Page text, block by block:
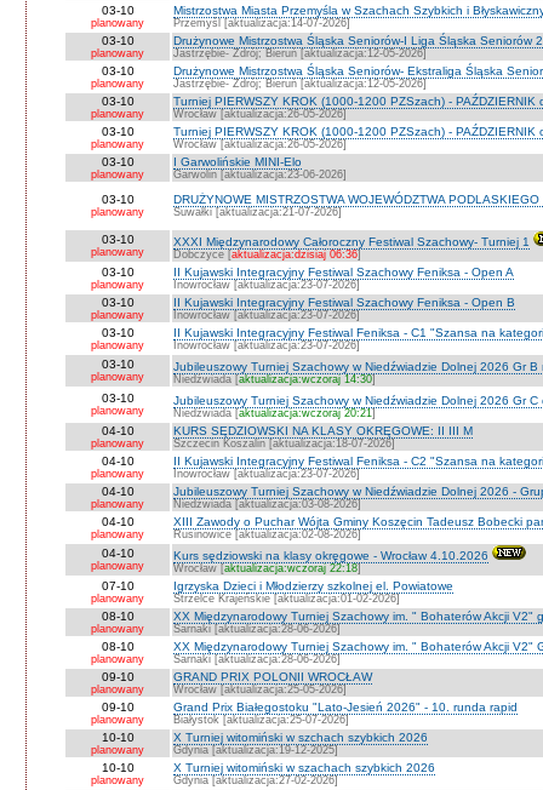
03-10
planowany
Mistrzostwa Miasta Przemyśla w Szachach Szybkich i
Przemyśl [aktualizacja:14-07-2026]
03-10
planowany
Drużynowe Mistrzostwa Śląska Seniorów-I Liga Śląska Seniorów
Jastrzębie- Zdrój; Bieruń [aktualizacja:12-05-2026]
03-10
planowany
Drużynowe Mistrzostwa Śląska Seniorów- Ekstraliga Śląska
Jastrzębie- Zdrój; Bieruń [aktualizacja:12-05-2026]
03-10
planowany
Turniej PIERWSZY KROK (1000-1200 PZSzach) - PAŹDZIERNIK
Wrocław [aktualizacja:26-05-2026]
03-10
planowany
Turniej PIERWSZY KROK (1000-1200 PZSzach) - PAŹDZIERNIK
Wrocław [aktualizacja:26-05-2026]
03-10
planowany
I Garwolińskie MINI-Elo
Garwolin [aktualizacja:23-06-2026]
03-10
planowany
DRUŻYNOWE MISTRZOSTWA WOJEWÓDZTWA
Suwałki [aktualizacja:21-07-2026]
03-10
planowany
XXXI Międzynarodowy Całoroczny Festiwal Szachowy- Turniej 1
Dobczyce [aktualizacja:dzisiaj 06:36]
03-10
planowany
II Kujawski Integracyjny Festiwal Szachowy Feniksa - Open A
Inowrocław [aktualizacja:23-07-2026]
03-10
planowany
II Kujawski Integracyjny Festiwal Szachowy Feniksa - Open B
Inowrocław [aktualizacja:23-07-2026]
03-10
planowany
II Kujawski Integracyjny Festiwal Feniksa - C1 "Szansa na
Inowrocław [aktualizacja:23-07-2026]
03-10
planowany
Jubileuszowy Turniej Szachowy w Niedźwiadzie Dolnej 2026 Gr
Niedźwiada [aktualizacja:wczoraj 14:30]
03-10
planowany
Jubileuszowy Turniej Szachowy w Niedźwiadzie Dolnej 2026 Gr
Niedźwiada [aktualizacja:wczoraj 20:21]
04-10
planowany
KURS SĘDZIOWSKI NA KLASY OKRĘGOWE: II III M
Szczecin Koszalin [aktualizacja:18-07-2026]
04-10
planowany
II Kujawski Integracyjny Festiwal Feniksa - C2 "Szansa na
Inowrocław [aktualizacja:23-07-2026]
04-10
planowany
Jubileuszowy Turniej Szachowy w Niedźwiadzie Dolnej 2026 -
Niedżwiada [aktualizacja:03-08-2026]
04-10
planowany
XIII Zawody o Puchar Wójta Gminy Koszęcin Tadeusz Bobecki
Rusinowice [aktualizacja:02-08-2026]
04-10
planowany
Kurs sędziowski na klasy okręgowe - Wrocław 4.10.2026
Wrocław [aktualizacja:wczoraj 22:18]
07-10
planowany
Igrzyska Dzieci i Młodzierzy szkolnej el. Powiatowe
Strzelce Krajeńskie [aktualizacja:01-02-2026]
08-10
planowany
XX Międzynarodowy Turniej Szachowy im. " Bohaterów Akcji V2"
Sarnaki [aktualizacja:28-06-2026]
08-10
planowany
XX Międzynarodowy Turniej Szachowy im. " Bohaterów Akcji V2"
Sarnaki [aktualizacja:28-06-2026]
09-10
planowany
GRAND PRIX POLONII WROCŁAW
Wrocław [aktualizacja:25-05-2026]
09-10
planowany
Grand Prix Białegostoku "Lato-Jesień 2026" - 10. runda rapid
Białystok [aktualizacja:25-07-2026]
10-10
planowany
X Turniej witomiński w szchach szybkich 2026
Gdynia [aktualizacja:19-12-2025]
10-10
planowany
X Turniej witomiński w szachach szybkich 2026
Gdynia [aktualizacja:27-02-2026]